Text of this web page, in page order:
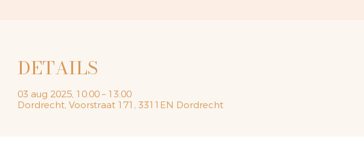
DETAILS
03 aug 2025, 10:00 – 13:00
Dordrecht, Voorstraat 171, 3311EN Dordrecht